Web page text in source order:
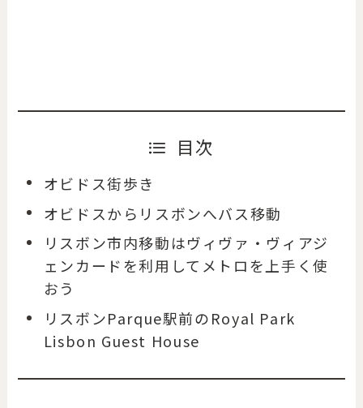
目次
オビドス街歩き
オビドスからリスボンへバス移動
リスボン市内移動はヴィヴァ・ヴィアジ
ェンカードを利用してメトロを上手く使
おう
リスボンParque駅前のRoyal Park
Lisbon Guest House